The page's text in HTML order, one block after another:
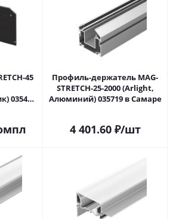
45
035474
Профиль-держатель MAG-
STRETCH-25-2000 (Arlight,
Алюминий) 035719 в Самаре
4 401.60₽/шт